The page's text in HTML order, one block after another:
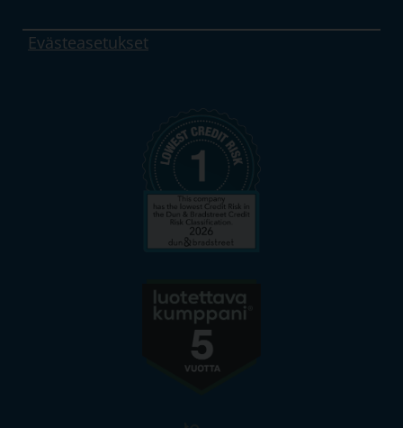
Evästeasetukset